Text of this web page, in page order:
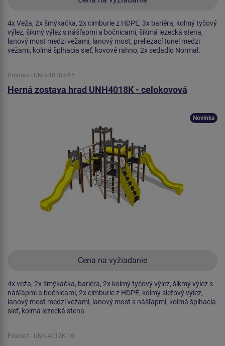
4x Veža, 2x šmýkačka, 2x cimburie z HDPE, 3x bariéra, kolmý tyčový
výlez, šikmý výlez s nášľapmi a bočnicami, šikmá lezecká stena,
lanový most medzi vežami, lanový most, preliezací tunel medzi
vežami, kolmá šplhacia sieť, kovové rahno, 2x sedadlo Normal.
Produkt - UNH-4018K-15
Herná zostava hrad UNH4018K - celokovová
Cena na vyžiadanie
Novinka
4x veža, 2x šmýkačka, bariéra, 2x kolmý tyčový výlez, šikmý výlez s
nášľapmi a bočnicami, 2x cimburie z HDPE, kolmý sieťový výlez,
lanový most medzi vežami, lanový most s nášľapmi, kolmá šplhacia
sieť, kolmá lezecká stena.
Produkt - UNK-4012K-10